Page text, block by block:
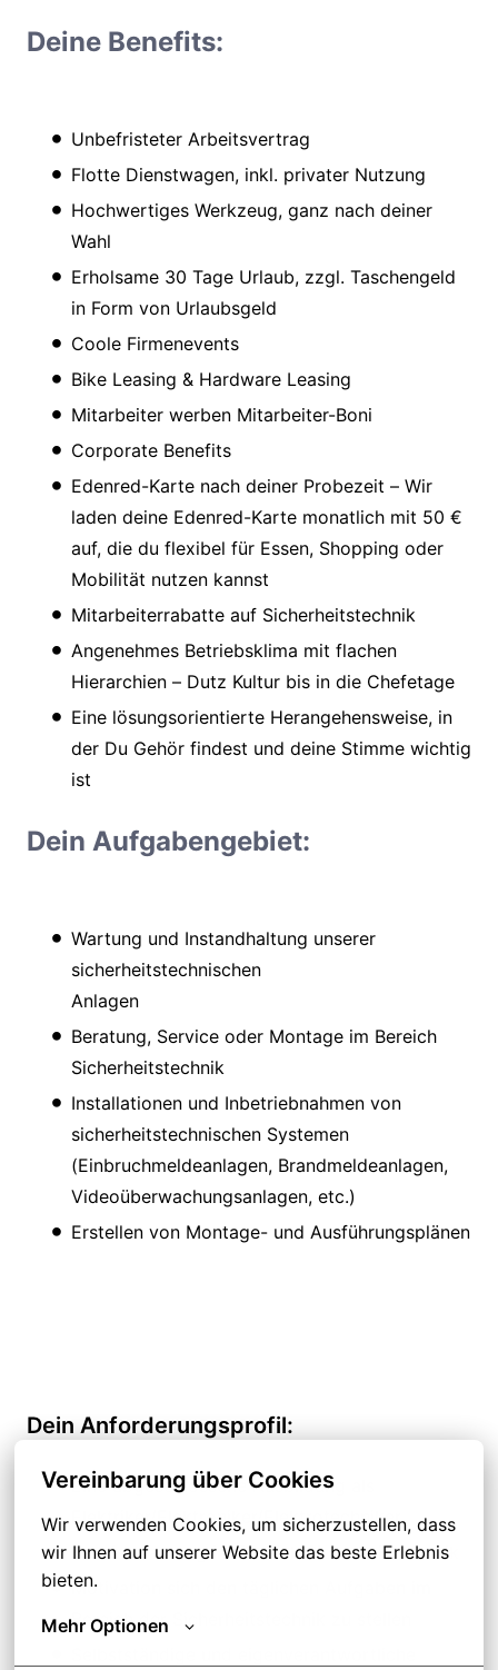
Vereinbarung über Cookies
Wir verwenden Cookies, um sicherzustellen, dass
wir Ihnen auf unserer Website das beste Erlebnis
bieten.
Mehr Optionen
Deine Benefits:
Unbefristeter Arbeitsvertrag
Flotte Dienstwagen, inkl. privater Nutzung
Hochwertiges Werkzeug, ganz nach deiner
Wahl
Erholsame 30 Tage Urlaub, zzgl. Taschengeld
in Form von Urlaubsgeld
Coole Firmenevents
Bike Leasing & Hardware Leasing
Mitarbeiter werben Mitarbeiter-Boni
Corporate Benefits
Edenred-Karte nach deiner Probezeit – Wir
laden deine Edenred-Karte monatlich mit 50 €
auf, die du flexibel für Essen, Shopping oder
Mobilität nutzen kannst
Mitarbeiterrabatte auf Sicherheitstechnik
Angenehmes Betriebsklima mit flachen
Hierarchien – Dutz Kultur bis in die Chefetage
Eine lösungsorientierte Herangehensweise, in
der Du Gehör findest und deine Stimme wichtig
ist
Dein Aufgabengebiet:
Wartung und Instandhaltung unserer
sicherheitstechnischen
Anlagen
Beratung, Service oder Montage im Bereich
Sicherheitstechnik
Installationen und Inbetriebnahmen von
sicherheitstechnischen Systemen
(Einbruchmeldeanlagen, Brandmeldeanlagen,
Videoüberwachungsanlagen, etc.)
Erstellen von Montage- und Ausführungsplänen
Dein Anforderungsprofil:
Eine abgeschlossene Ausbildung als
Elektriker/Elektroniker/Elektrotechniker
Berufserfahrung im Bereich Sicherheitstechnik
Motivation sich den täglichen Aufgaben im
Bereich der Sicherheitstechnik zu stellen